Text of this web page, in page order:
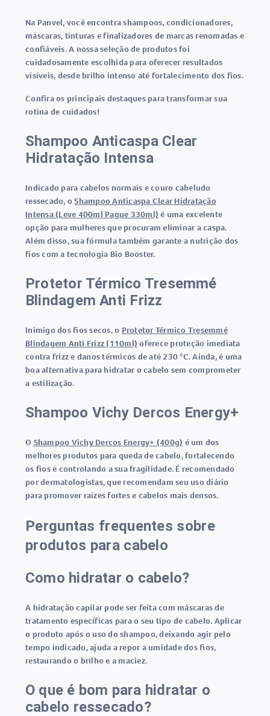
Na Panvel, você encontra shampoos, condicionadores,
máscaras, tinturas e finalizadores de marcas renomadas e
confiáveis. A nossa seleção de produtos foi
cuidadosamente escolhida para oferecer resultados
visíveis, desde brilho intenso até fortalecimento dos fios.
Confira os principais destaques para transformar sua
rotina de cuidados!
Shampoo Anticaspa Clear
Hidratação Intensa
Indicado para cabelos normais e couro cabeludo
ressecado, oShampoo Anticaspa Clear Hidratação
Intensa (Leve 400ml Pague 330ml) é uma excelente
opção para mulheres que procuram eliminar a caspa.
Além disso, sua fórmula também garante a nutrição dos
fios com a tecnologia Bio Booster.
Protetor Térmico Tresemmé
Blindagem Anti Frizz
Inimigo dos fios secos, o Protetor Térmico Tresemmé
Blindagem Anti Frizz (110ml) oferece proteção imediata
contra frizz e danos térmicos de até 230 °C. Ainda, é uma
boa alternativa para hidratar o cabelo sem comprometer
a estilização.
Shampoo Vichy Dercos Energy+
O Shampoo Vichy Dercos Energy+ (400g) é um dos
melhores produtos para queda de cabelo, fortalecendo
os fios e controlando a sua fragilidade. É recomendado
por dermatologistas, que recomendam seu uso diário
para promover raízes fortes e cabelos mais densos.
Perguntas frequentes sobre
produtos para cabelo
Como hidratar o cabelo?
A hidratação capilar pode ser feita com máscaras de
tratamento específicas para o seu tipo de cabelo. Aplicar
o produto após o uso do shampoo, deixando agir pelo
tempo indicado, ajuda a repor a umidade dos fios,
restaurando o brilho e a maciez.
O que é bom para hidratar o
cabelo ressecado?